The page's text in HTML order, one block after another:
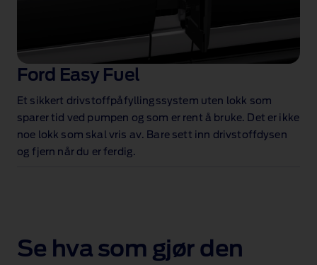
Ford Easy Fuel
Et sikkert drivstoffpåfyllingssystem uten lokk som
sparer tid ved pumpen og som er rent å bruke. Det er ikke
noe lokk som skal vris av. Bare sett inn drivstoffdysen
og fjern når du er ferdig.
Se hva som gjør den